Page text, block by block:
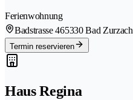
Ferienwohnung
Badstrasse 465330 Bad Zurzach
Termin reservieren
Haus Regina